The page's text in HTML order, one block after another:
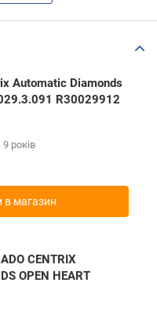
Automatic Diamonds
R30029912
років
в магазин
CENTRIX
OPEN HEART